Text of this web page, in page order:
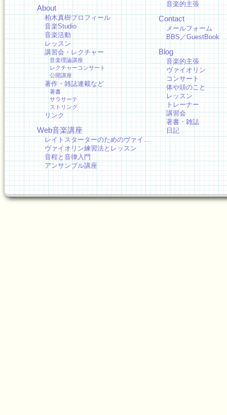
About
柏木真樹プロフィール
音楽Studio
音楽活動
レッスン
講習会・レクチャー
音楽理論講座
レクチャーコンサート
公開講座
著作・雑誌連載など
著書
サラサーテ
ストリング
リンク
Web音楽講座
レイトスターターのためのヴァイ…
ヴァイオリン練習法とレッスン
音程と音律入門
アンサンブル講座
音楽的主張
Contact
メールフォーム
BBS／GuestBook
Blog
音楽的主張
ヴァイオリン
コンサート
体や頭のこと
レッスン
トレーナー
講習会
著書・雑誌
日記